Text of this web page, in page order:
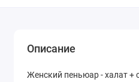
Описание
Женский пеньюар - халат +